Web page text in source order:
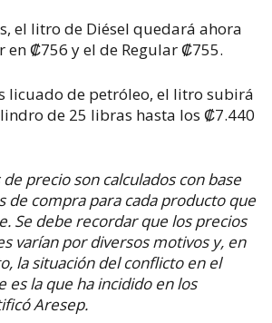
el litro de Diésel quedará ahora
en ₡756 y el de Regular ₡755.
licuado de petróleo, el litro subirá
de 25 libras hasta los ₡7.440
de precio son calculados con base
de compra para cada producto que
Se debe recordar que los precios
varían por diversos motivos y, en
la situación del conflicto en el
es la que ha incidido en los
Aresep.